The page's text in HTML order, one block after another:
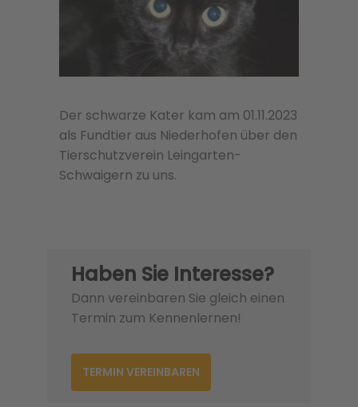
Der schwarze Kater kam am 01.11.2023
als Fundtier aus Niederhofen über den
Tierschutzverein Leingarten-
Schwaigern zu uns.
Haben Sie Interesse?
Dann vereinbaren Sie gleich einen
Termin zum Kennenlernen!
TERMIN VEREINBAREN